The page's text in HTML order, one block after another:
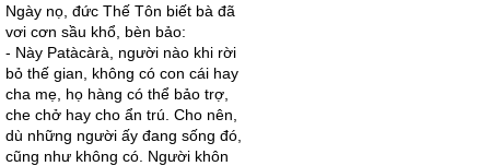
Ngày nọ, đức Thế Tôn biết bà đã
vơi cơn sầu khổ, bèn bảo:
- Này Patàcàrà, người nào khi rời
bỏ thế gian, không có con cái hay
cha mẹ, họ hàng có thể bảo trợ,
che chở hay cho ẩn trú. Cho nên,
dù những người ấy đang sống đó,
cũng như không có. Người khôn